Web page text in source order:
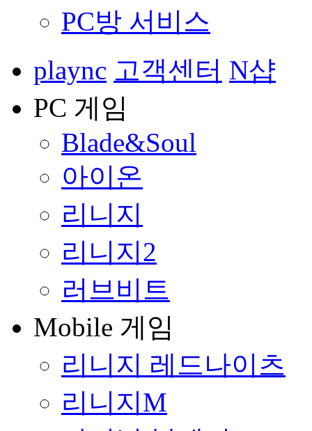
PC방 서비스
plaync 고객센터 N샵
PC 게임
Blade&Soul
아이온
리니지
리니지2
러브비트
Mobile 게임
리니지 레드나이츠
리니지M